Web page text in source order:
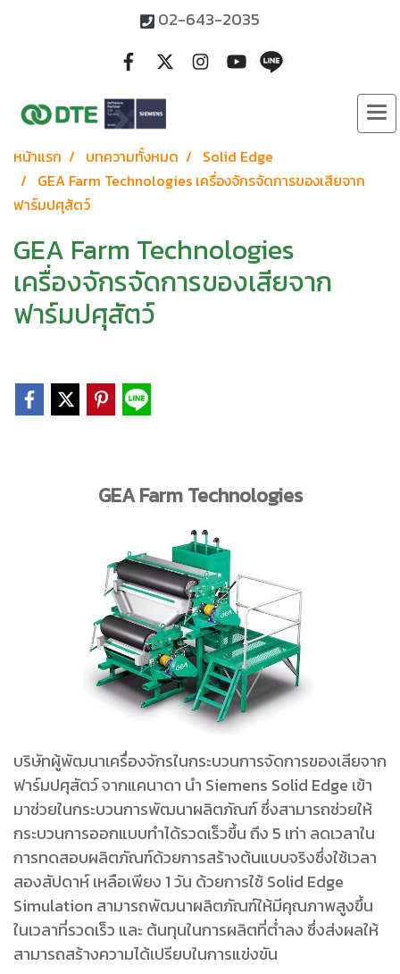
02-643-2035
หน้าแรก บทความทั้งหมด
Solid Edge
GEA Farm Technologies เครื่องจักรจัดการของเสียจาก
ฟาร์มปศุสัตว์
GEA Farm Technologies
เครื่องจักรจัดการของเสียจาก
ฟาร์มปศุสัตว์
GEA Farm Technologies
บริษัทผู้พัฒนาเครื่องจักรในกระบวนการจัดการของเสียจาก
ฟาร์มปศุสัตว์ จากแคนาดา นำ Siemens Solid Edge เข้า
มาช่วยในกระบวนการพัฒนาผลิตภัณฑ์ ซึ่งสามารถช่วยให้
กระบวนการออกแบบทำได้รวดเร็วขึ้น ถึง 5 เท่า ลดเวลาใน
การทดสอบผลิตภัณฑ์ด้วยการสร้างต้นแบบจริงซึ่งใช้เวลา
สองสัปดาห์ เหลือเพียง 1 วัน ด้วยการใช้ Solid Edge
Simulation สามารถพัฒนาผลิตภัณฑ์ให้มีคุณภาพสูงขึ้น
ในเวลาที่รวดเร็ว และ ต้นทุนในการผลิตที่ต่ำลง ซึ่งส่งผลให้
สามารถสร้างความได้เปรียบในการแข่งขัน